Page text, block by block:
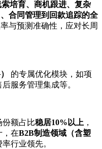
索培育、商机跟进、复杂
合同管理到回款追踪的全
与预测准确性，应对长周
的专属优化模块，如项
服务管理集成等。
份额占比稳居10%以上 ，
，在B2B制造领域（含塑
行业领先。